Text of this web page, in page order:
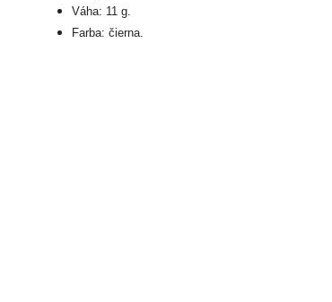
Váha: 11 g.
Farba: čierna.